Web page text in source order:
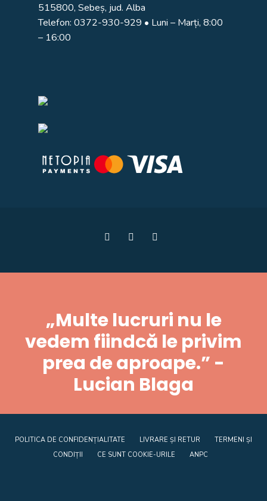
515800, Sebeș, jud. Alba
Telefon: 0372-930-929 • Luni – Marți, 8:00
– 16:00
„Multe lucruri nu le
vedem fiindcă le privim
prea de aproape.” -
Lucian Blaga
POLITICA DE CONFIDENȚIALITATE LIVRARE ȘI RETUR
TERMENI ȘI
CONDIȚII
CE SUNT COOKIE-URILE ANPC